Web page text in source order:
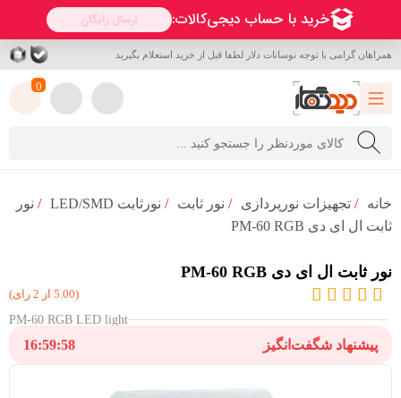
همراهان گرامی با توجه نوسانات دلار لطفا قبل از خرید استعلام بگیرید
0
خانه / تجهیزات نورپردازی / نور ثابت / نورثابت LED/SMD / نور
ثابت ال ای دی PM-60 RGB
نور ثابت ال ای دی PM-60 RGB
(5.00 از 2 رای)
PM-60 RGB LED light
16:59:58 پیشنهاد شگفت‌انگیز